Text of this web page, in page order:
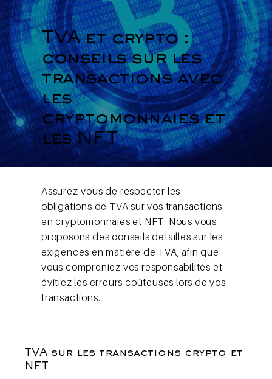
TVA et crypto :
conseils sur les
transactions avec
les
cryptomonnaies et
les NFT
Assurez-vous de respecter les
obligations de TVA sur vos transactions
en cryptomonnaies et NFT. Nous vous
proposons des conseils détaillés sur les
exigences en matière de TVA, afin que
vous compreniez vos responsabilités et
évitiez les erreurs coûteuses lors de vos
transactions.
TVA sur les transactions crypto et
NFT